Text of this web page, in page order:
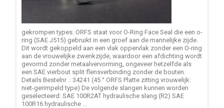
gekrompen types. ORFS staat voor O-Ring Face Seal die een o-
ring (SAE J515) gebruikt in een groef aan de mannelijke zijde.
Dit wordt gekoppeld aan een vlak oppervlak zonder een O-ring
aan de vrouwelijke zwenkzijde, waardoor een afdichting wordt
gevormd zonder metaalvervorming, ongeveer hetzelfde als
een SAE vierbout split flensverbinding zonder de bouten.
Details Bestelnr .: 34241 (45 ° ORFS Platte zitting vrouwelijk:
niet-gerimpeld type) De volgende slangen kunnen worden
geselecteerd: SAE 100R2AT hydraulische slang (R2) SAE
100R16 hydraulische ...